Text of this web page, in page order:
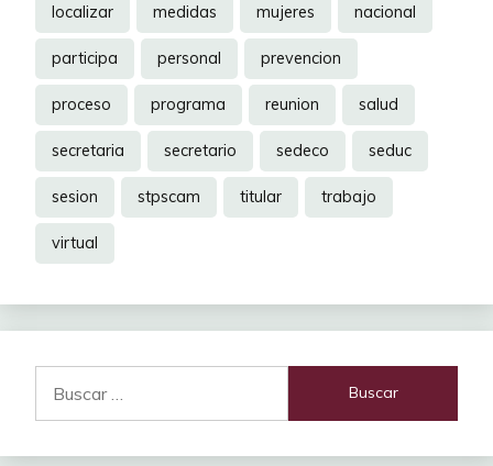
localizar medidas mujeres nacional
participa personal prevencion
proceso programa reunion salud
secretaria secretario sedeco seduc
sesion stpscam titular trabajo
virtual